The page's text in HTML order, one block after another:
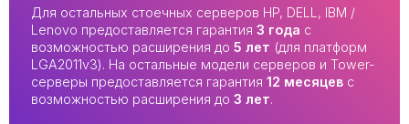
Для остальных стоечных серверов HP, DELL, IBM /
Lenovo предоставляется гарантия 3 года с
возможностью расширения до 5 лет (для платформ
LGA2011v3). На остальные модели серверов и Tower-
серверы предоставляется гарантия 12 месяцев с
возможностью расширения до 3 лет.